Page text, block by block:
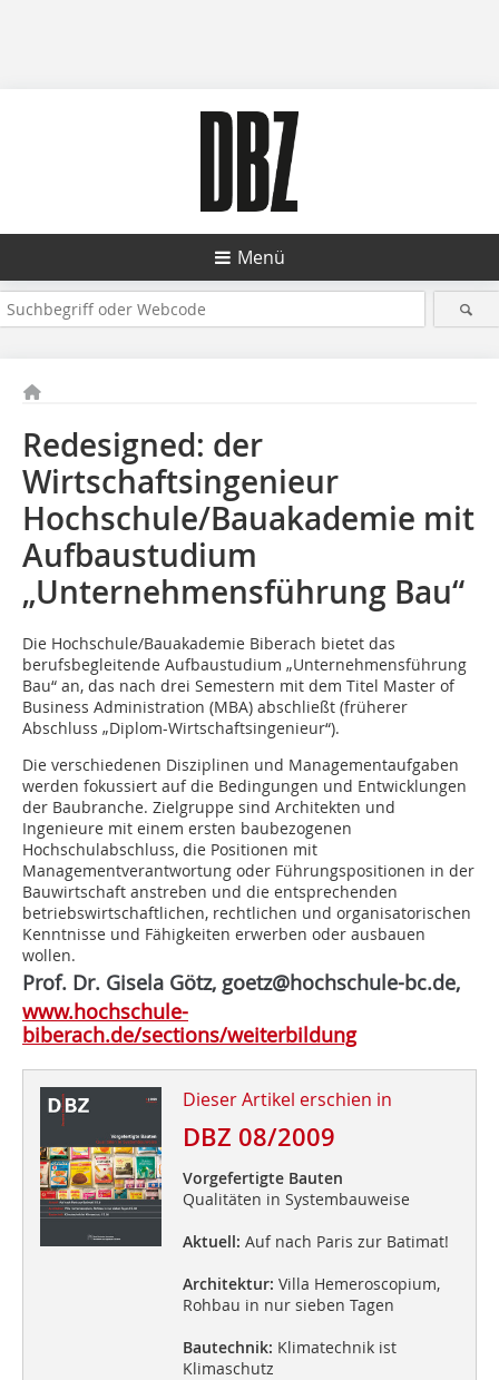
Menü
Redesigned: der
Wirtschaftsingenieur
Hochschule/Bauakademie mit
Aufbaustudium
„Unternehmensführung Bau“
Die Hochschule/Bauakademie Biberach bietet das
berufsbegleitende Aufbaustudium „Unternehmensführung
Bau“ an, das nach drei Semestern mit dem Titel Master of
Business Administration (MBA) abschließt (früherer
Abschluss „Diplom-Wirtschaftsingenieur“).
Die verschiedenen Disziplinen und Managementaufgaben
werden fokussiert auf die Bedingungen und Entwicklungen
der Baubranche. Zielgruppe sind Architek­ten und
Ingenieure mit einem ersten baubezogenen
Hochschulabschluss, die Positionen mit
Managementverantwortung oder Führungspositionen in der
Bauwirtschaft anstreben und die entsprechenden
betriebswirtschaftlichen, rechtlichen und organisatorischen
Kenntnisse und Fähigkeiten erwerben oder ausbauen
wollen.
Prof. Dr. Gisela Götz, goetz@hochschule-bc.de,
www.hochschule-
biberach.de/sections/weiterbildung
Dieser Artikel erschien in
DBZ 08/2009
Vorgefertigte Bauten
Qualitäten in Systembauweise
Aktuell: Auf nach Paris zur Batimat!
Architektur: Villa Hemeroscopium,
Rohbau in nur sieben Tagen
Bautechnik: Klimatechnik ist
Klimaschutz